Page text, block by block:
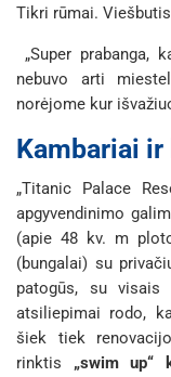
Tikri rūmai.
„Super prabanga,
nebuvo arti
norėjome kur
Kambariai
„Titanic Palace
apgyvendinimo
(apie 48 kv. m
(bungalai) su
patogūs, su visais
atsiliepimai rodo,
šiek tiek
rinktis „swim up“